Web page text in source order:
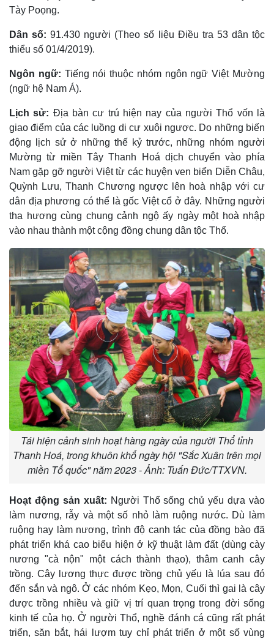
Tày Poọng.
Dân số: 91.430 người (Theo số liệu Điều tra 53 dân tộc
thiểu số 01/4/2019).
Ngôn ngữ: Tiếng nói thuộc nhóm ngôn ngữ Việt Mường
(ngữ hệ Nam Á).
Lịch sử: Ðịa bàn cư trú hiện nay của người Thổ vốn là
giao điểm của các luồng di cư xuôi ngược. Do những biến
động lịch sử ở những thế kỷ trước, những nhóm người
Mường từ miền Tây Thanh Hoá dịch chuyển vào phía
Nam gặp gỡ người Việt từ các huyện ven biển Diễn Châu,
Quỳnh Lưu, Thanh Chương ngược lên hoà nhập với cư
dân địa phương có thể là gốc Việt cổ ở đây. Những người
tha hương cùng chung cảnh ngộ ấy ngày một hoà nhập
vào nhau thành một cộng đồng chung dân tộc Thổ.
Tái hiện cảnh sinh hoạt hàng ngày của người Thổ tỉnh
Thanh Hoá, trong khuôn khổ ngày hội "Sắc Xuân trên mọi
miền Tổ quốc" năm 2023 - Ảnh: Tuấn Đức/TTXVN.
Hoạt động sản xuất: Người Thổ sống chủ yếu dựa vào
làm nương, rẫy và một số nhỏ làm ruộng nước. Dù làm
ruộng hay làm nương, trình độ canh tác của đồng bào đã
phát triển khá cao biểu hiện ở kỹ thuật làm đất (dùng cày
nương "cà nộn" một cách thành thạo), thâm canh cây
trồng. Cây lương thực được trồng chủ yếu là lúa sau đó
đến sắn và ngô. Ở các nhóm Kẹo, Mọn, Cuối thì gai là cây
được trồng nhiều và giữ vị trí quan trọng trong đời sống
kinh tế của họ. Ở người Thổ, nghề đánh cá cũng rất phát
triển, săn bắt, hái lượm tuy chỉ phát triển ở một số vùng